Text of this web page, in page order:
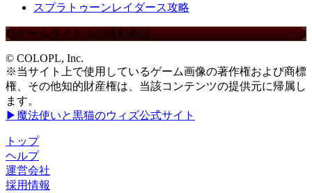
スプラトゥーンレイダース攻略
当ゲームタイトルの権利表記
© COLOPL, Inc.
※当サイト上で使用しているゲーム画像の著作権および商標
権、その他知的財産権は、当該コンテンツの提供元に帰属し
ます。
▶魔法使いと黒猫のウィズ公式サイト
トップ
ヘルプ
運営会社
採用情報